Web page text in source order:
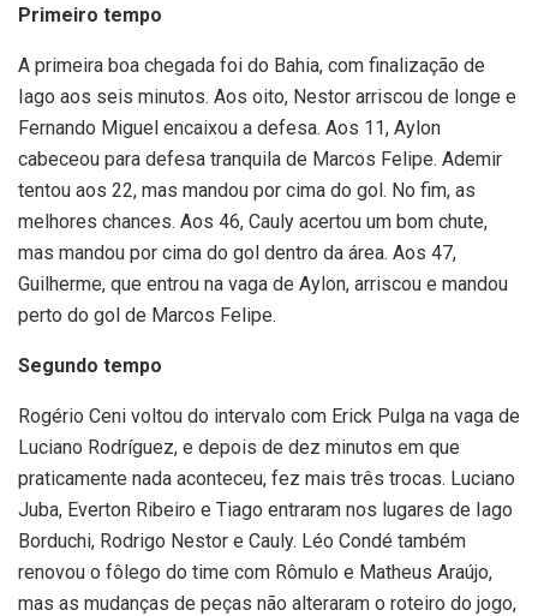
Primeiro tempo
A primeira boa chegada foi do Bahia, com finalização de
Iago aos seis minutos. Aos oito, Nestor arriscou de longe e
Fernando Miguel encaixou a defesa. Aos 11, Aylon
cabeceou para defesa tranquila de Marcos Felipe. Ademir
tentou aos 22, mas mandou por cima do gol. No fim, as
melhores chances. Aos 46, Cauly acertou um bom chute,
mas mandou por cima do gol dentro da área. Aos 47,
Guilherme, que entrou na vaga de Aylon, arriscou e mandou
perto do gol de Marcos Felipe.
Segundo tempo
Rogério Ceni voltou do intervalo com Erick Pulga na vaga de
Luciano Rodríguez, e depois de dez minutos em que
praticamente nada aconteceu, fez mais três trocas. Luciano
Juba, Everton Ribeiro e Tiago entraram nos lugares de Iago
Borduchi, Rodrigo Nestor e Cauly. Léo Condé também
renovou o fôlego do time com Rômulo e Matheus Araújo,
mas as mudanças de peças não alteraram o roteiro do jogo,